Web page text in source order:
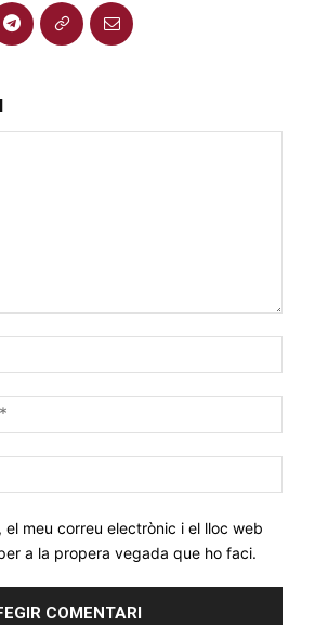
web:
el meu correu electrònic i el lloc web
a la propera vegada que ho faci.